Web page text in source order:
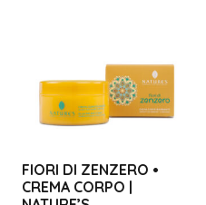
FIORI DI ZENZERO •
CREMA CORPO |